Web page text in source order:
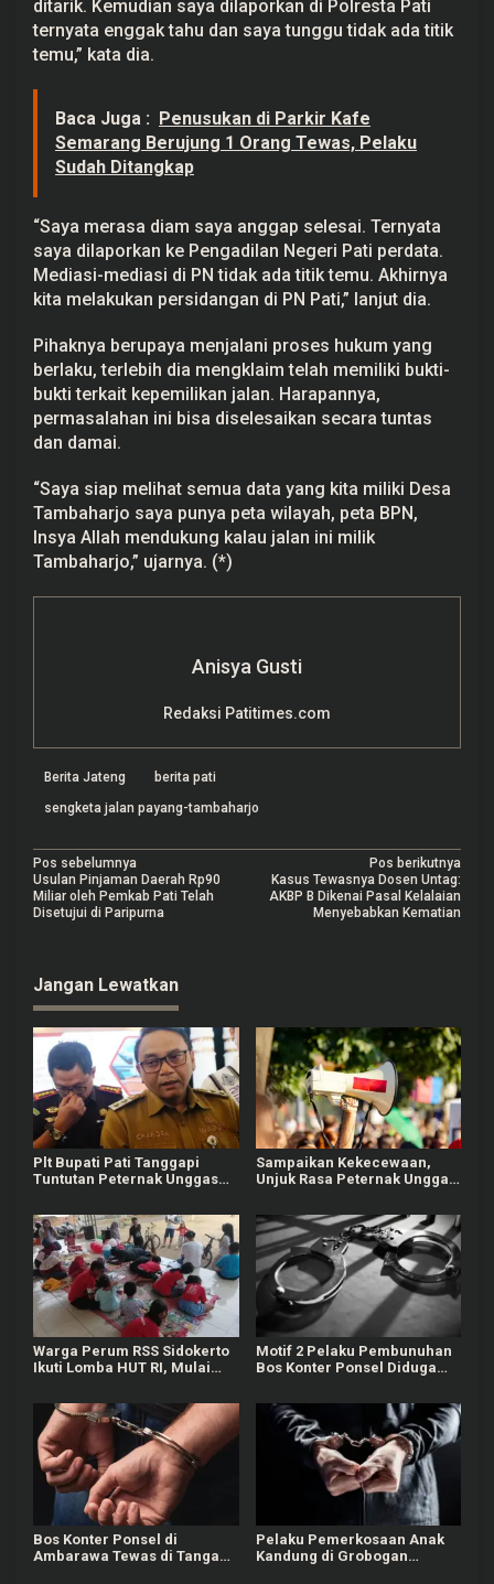
ditarik. Kemudian saya dilaporkan di Polresta Pati
ternyata enggak tahu dan saya tunggu tidak ada titik
temu,” kata dia.
Baca Juga : Penusukan di Parkir Kafe
Semarang Berujung 1 Orang Tewas, Pelaku
Sudah Ditangkap
“Saya merasa diam saya anggap selesai. Ternyata
saya dilaporkan ke Pengadilan Negeri Pati perdata.
Mediasi-mediasi di PN tidak ada titik temu. Akhirnya
kita melakukan persidangan di PN Pati,” lanjut dia.
Pihaknya berupaya menjalani proses hukum yang
berlaku, terlebih dia mengklaim telah memiliki bukti-
bukti terkait kepemilikan jalan. Harapannya,
permasalahan ini bisa diselesaikan secara tuntas
dan damai.
“Saya siap melihat semua data yang kita miliki Desa
Tambaharjo saya punya peta wilayah, peta BPN,
Insya Allah mendukung kalau jalan ini milik
Tambaharjo,” ujarnya. (*)
Anisya Gusti
Redaksi Patitimes.com
Berita Jateng
berita pati
sengketa jalan payang-tambaharjo
N
a
g
a
s
i
p
o
s
Pos sebelumnya
Usulan Pinjaman Daerah Rp90
Miliar oleh Pemkab Pati Telah
Disetujui di Paripurna
Pos berikutnya
Kasus Tewasnya Dosen Untag:
AKBP B Dikenai Pasal Kelalaian
Menyebabkan Kematian
Jangan Lewatkan
Plt Bupati Pati Tanggapi
Tuntutan Peternak Unggas
Pusat
Sampaikan Kekecewaan,
Unjuk Rasa Peternak Unggas
Teatrikal
Warga Perum RSS Sidokerto
Ikuti Lomba HUT RI, Mulai
Mewarnai
Motif 2 Pelaku Pembunuhan
Bos Konter Ponsel Diduga
Bos Konter Ponsel di
Ambarawa Tewas di Tangan
Pelaku Pemerkosaan Anak
Kandung di Grobogan